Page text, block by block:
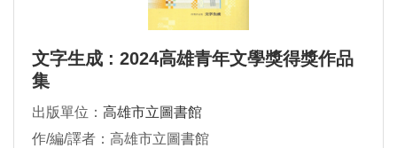
文字生成 : 2024高雄青年文學獎得獎作品
集
出版單位： 高雄市立圖書館
作/編/譯者：高雄市立圖書館